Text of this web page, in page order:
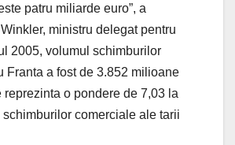
patru miliarde euro”, a
ministru delegat pentru
2005, volumul schimburilor
Franta a fost de 3.852 milioane
reprezinta o pondere de 7,03 la
comerciale ale tarii